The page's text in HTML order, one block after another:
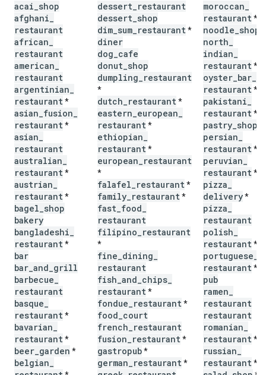
acai shop
afghani
restaurant
african
restaurant
american
restaurant
argentinian
restaurant*
asian fusion
restaurant*
asian
restaurant
australian
restaurant*
austrian
restaurant*
bagel shop
bakery
bangladeshi
restaurant*
bar
bar and grill
barbecue
restaurant
basque
restaurant*
bavarian
restaurant*
beer garden *
belgian
dessert restaurant
dessert shop
dim sum restaurant*
diner
dog cafe
donut shop
dumpling restaurant
*
dutch restaurant*
eastern european
restaurant*
ethiopian
restaurant*
european restaurant
*
falafel restaurant*
family restaurant*
fast food
restaurant
filipino restaurant
*
fine dining
restaurant
fish and chips
restaurant*
fondue restaurant*
food court
french restaurant
fusion restaurant*
gastropub*
german restaurant*
moroccan
restaurant*
noodle shop
north
indian
restaurant*
oyster bar
restaurant*
pakistani
restaurant*
pastry shop
persian
restaurant*
peruvian
restaurant*
pizza
delivery*
pizza
restaurant
polish
restaurant*
portuguese
restaurant*
pub
ramen
restaurant
restaurant
romanian
restaurant*
russian
restaurant*